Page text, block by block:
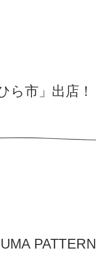
ら市」出店！
PATTERN